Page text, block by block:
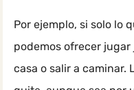
Por ejemplo, si solo lo
podemos ofrecer
casa o salir a caminar.